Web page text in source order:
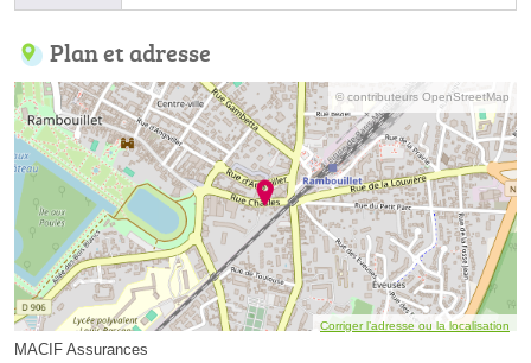
Plan et adresse
© contributeurs OpenStreetMap
Corriger l’adresse ou la localisation
MACIF Assurances